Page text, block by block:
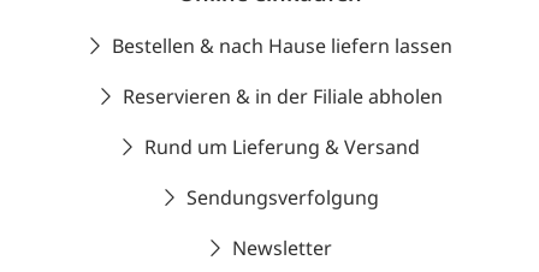
Bestellen & nach Hause liefern lassen
Reservieren & in der Filiale abholen
Rund um Lieferung & Versand
Sendungsverfolgung
Newsletter